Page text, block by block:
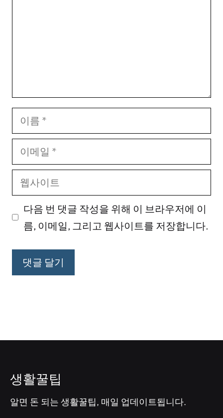
름
메
일
웹
사
이 다음 번 댓글 작성을 위해 이 브라우저에 이
름, 이메일, 그리고 웹사이트를 저장합니다.
생활꿀팁
알면 돈 되는 생활꿀팁, 매일 업데이트됩니다.